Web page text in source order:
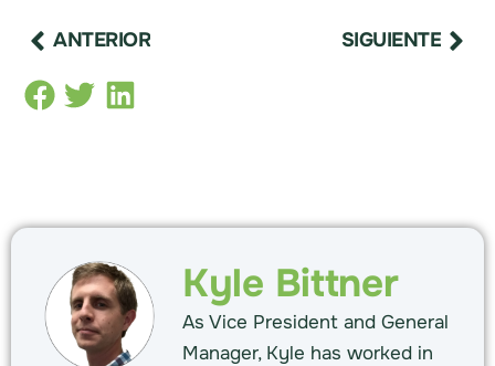
ANTERIOR SIGUIENTE
Kyle Bittner
As Vice President and General
Manager, Kyle has worked in